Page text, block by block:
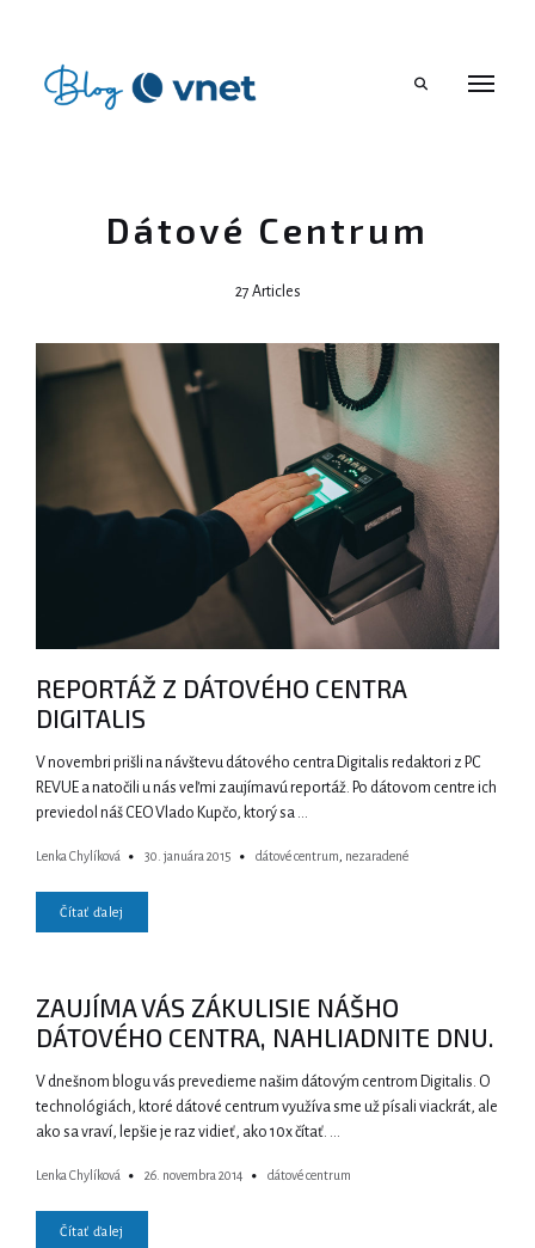
Dátové Centrum
27 Articles
REPORTÁŽ Z DÁTOVÉHO CENTRA
DIGITALIS
V novembri prišli na návštevu dátového centra Digitalis redaktori z PC
REVUE a natočili u nás veľmi zaujímavú reportáž. Po dátovom centre ich
previedol náš CEO Vlado Kupčo, ktorý sa …
Lenka Chylíková 30. januára 2015 dátové centrum nezaradené
Čítať ďalej
ZAUJÍMA VÁS ZÁKULISIE NÁŠHO
DÁTOVÉHO CENTRA, NAHLIADNITE DNU.
V dnešnom blogu vás prevedieme našim dátovým centrom Digitalis. O
technológiách, ktoré dátové centrum využíva sme už písali viackrát, ale
ako sa vraví, lepšie je raz vidieť, ako 10x čítať. …
Lenka Chylíková 26. novembra 2014 dátové centrum
Čítať ďalej